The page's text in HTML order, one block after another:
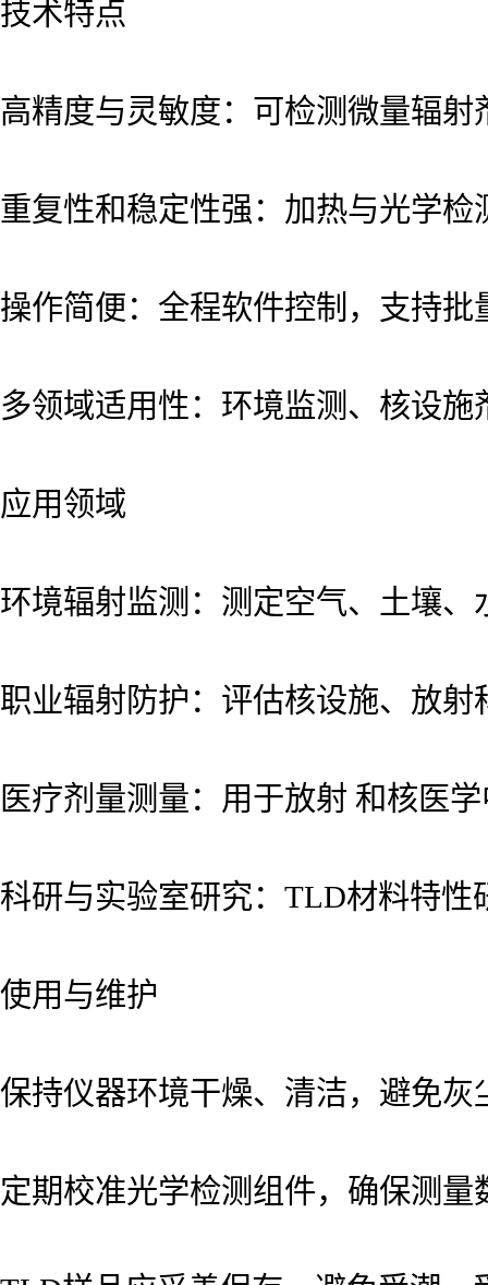
技术特点
高精度与灵敏度：可检测微量辐
重复性和稳定性强：加热与光学
操作简便：全程软件控制，支持
多领域适用性：环境监测、核设
应用领域
环境辐射监测：测定空气、土壤
职业辐射防护：评估核设施、放
医疗剂量测量：用于放射 和核医
科研与实验室研究：TLD材料特
使用与维护
保持仪器环境干燥、清洁，避免
定期校准光学检测组件，确保测量